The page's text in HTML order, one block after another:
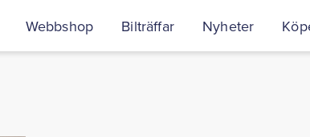
Webbshop Bilträffar Nyheter